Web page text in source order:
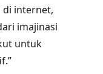
internet,
imajinasi
untuk